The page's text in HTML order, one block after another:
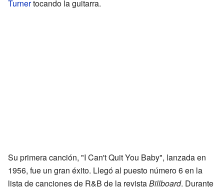
Turnertocando la guitarra.
Su primera canción, "I Can't Quit You Baby", lanzada en
1956, fue un gran éxito. Llegó al puesto número 6 en la
lista de canciones de R&B de la revistaBillboard. Durante